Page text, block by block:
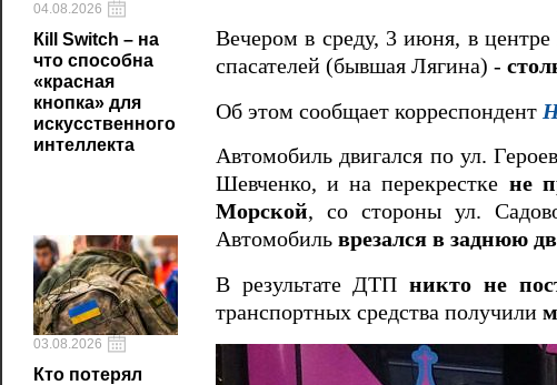
04.08.2026
Кill Switch – на
что способна
«красная
кнопка» для
искусственного
интеллекта
03.08.2026
Кто потерял
Вечером в среду, 3 июня, в
спасателей (бывшая Лягина) -
Об этом сообщает корреспондент
Автомобиль двигался по ул.
Шевченко, и на перекрестке не
Морской, со стороны ул.
Автомобиль врезался в заднюю
В результате ДТПникто не
транспортных средства получили